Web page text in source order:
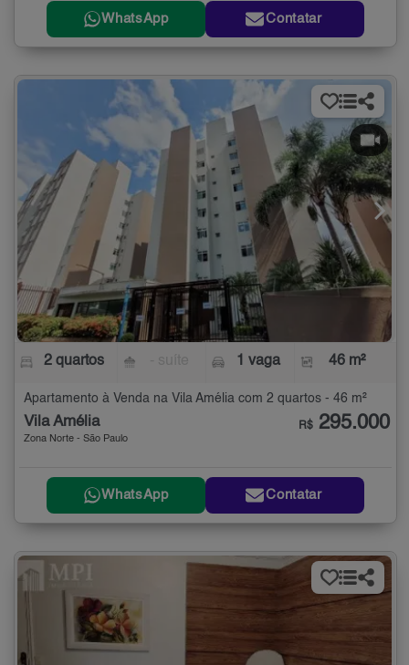
WhatsApp Contatar
2 quartos 1 vaga 46 m²
Apartamento à Venda na Vila Amélia com 2 quartos - 46 m²
Vila Amélia
Zona Norte - São Paulo
R$ 295.000
WhatsApp Contatar